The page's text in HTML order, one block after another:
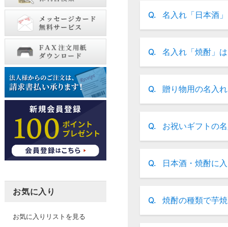
Q. 名入れ「日本酒
Q. 名入れ「焼酎」
Q. 贈り物用の名入
Q. お祝いギフトの
Q. 日本酒・焼酎に
Q. 焼酎の種類で芋
お気に入り
お気に入りリストを見る